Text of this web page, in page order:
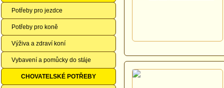
Potřeby pro jezdce
Potřeby pro koně
Výživa a zdraví koní
Vybavení a pomůcky do stáje
CHOVATELSKÉ POTŘEBY